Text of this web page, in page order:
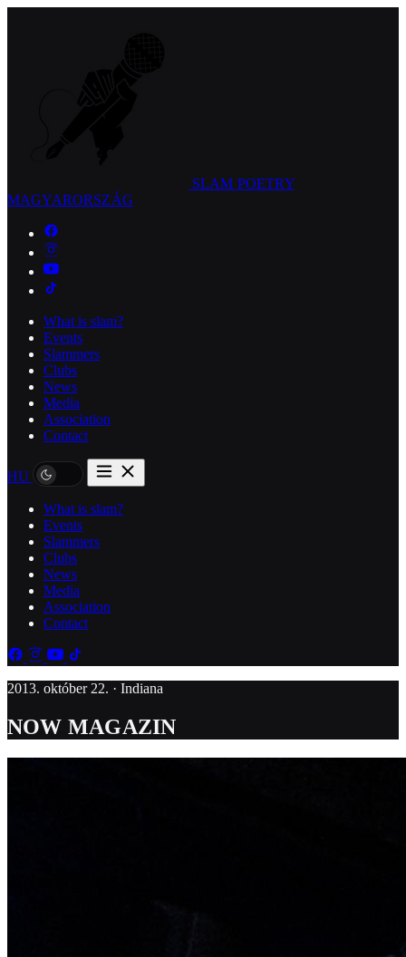
SLAM POETRY
MAGYARORSZÁG
What is slam?
Events
Slammers
Clubs
News
Media
Association
Contact
HU
What is slam?
Events
Slammers
Clubs
News
Media
Association
Contact
2013. október 22. · Indiana
NOW MAGAZIN